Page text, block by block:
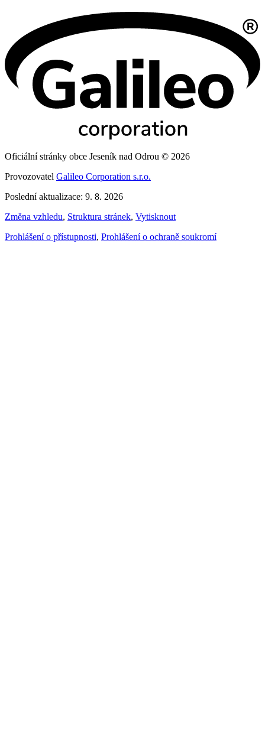
Oficiální stránky obce Jeseník nad Odrou © 2026
Provozovatel Galileo Corporation s.r.o.
Poslední aktualizace: 9. 8. 2026
Změna vzhledu, Struktura stránek, Vytisknout
Prohlášení o přístupnosti, Prohlášení o ochraně soukromí